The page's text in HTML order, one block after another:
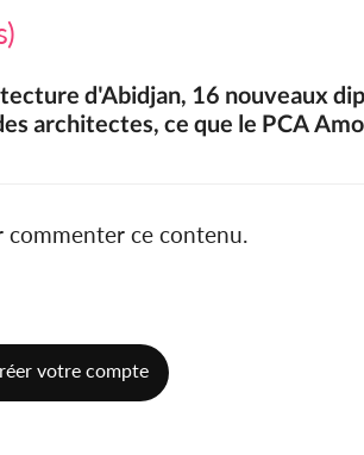
d'Abidjan, 16 nouveaux
architectes, ce que le PCA
ce contenu.
votre compte